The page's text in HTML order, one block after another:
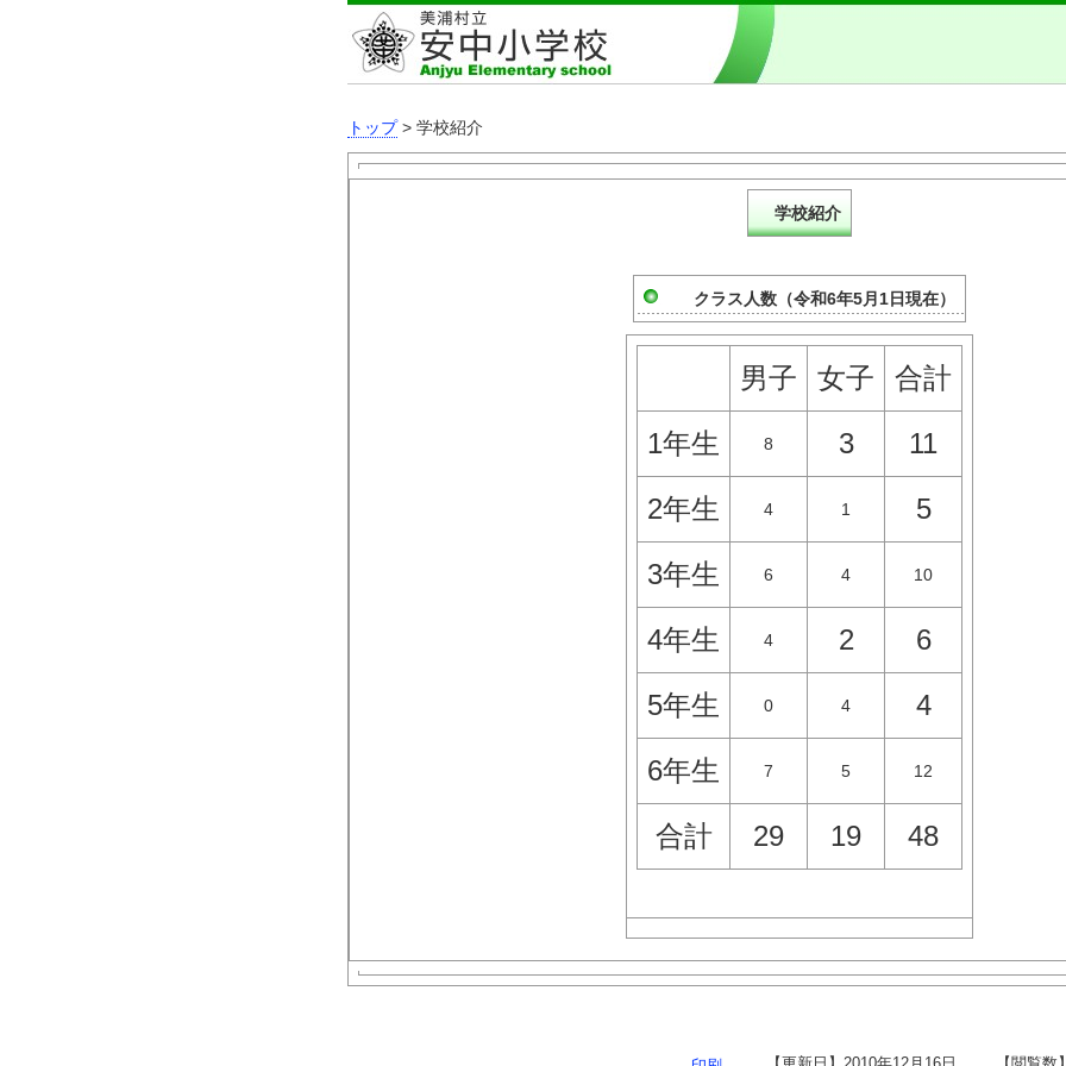
美浦村立 安中小学校
トップ> 学校紹介
学校紹介
クラス人数（令和6年5月1日現在）
男子 女子 合計
1年生 8 3 11
2年生 4 1 5
3年生 6 4 10
4年生 4 2 6
5年生 0 4 4
6年生 7 5 12
合計 29 19 48